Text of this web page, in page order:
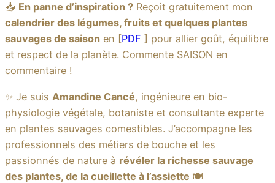
📥 En panne d’inspiration ? Reçoit gratuitement mon
calendrier des légumes, fruits et quelques plantes
sauvages de saison en [PDF ] pour allier goût, équilibre
et respect de la planète. Commente SAISON en
commentaire !
✨ Je suis Amandine Cancé, ingénieure en bio-
physiologie végétale, botaniste et consultante experte
en plantes sauvages comestibles. J’accompagne les
professionnels des métiers de bouche et les
passionnés de nature à révéler la richesse sauvage
des plantes, de la cueillette à l’assiette 🍽